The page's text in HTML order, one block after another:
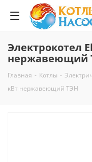
Электрокотел
нержавеющий
Главная - Котлы -
кВт нержавеющий ТЭН